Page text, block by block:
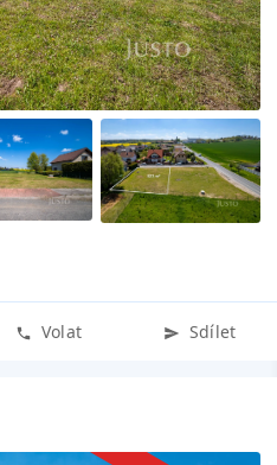
Volat Sdílet